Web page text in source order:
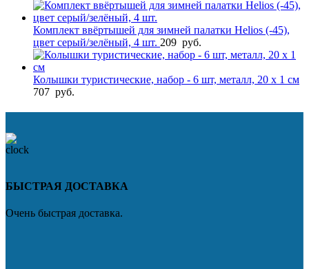
Комплект ввёртышей для зимней палатки Helios (-45),
цвет серый/зелёный, 4 шт. 209 руб.
Колышки туристические, набор - 6 шт, металл, 20 х 1 см
707 руб.
БЫСТРАЯ ДОСТАВКА
Очень быстрая доставка.